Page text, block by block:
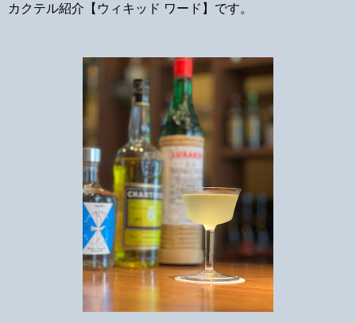
カクテル紹介【ウィキッド ワード】です。